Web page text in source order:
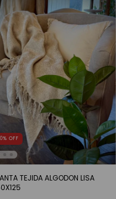
% OFF
TEJIDA ALGODON LISA